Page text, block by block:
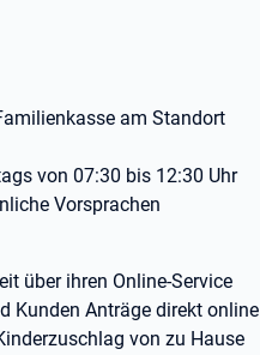
am Standort
von 07:30 bis 12:30 Uhr
Vorsprachen
über ihren Online-Service
Kunden Anträge direkt online
von zu Hause